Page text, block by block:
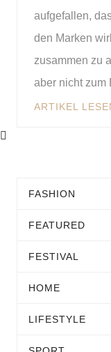
aufgefallen,
den Marken
zusammen zu
aber nicht zum
ARTIKEL
FASHION
FEATURED
FESTIVAL
HOME
LIFESTYLE